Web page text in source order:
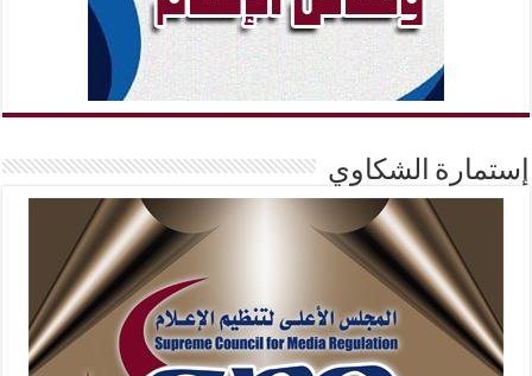
إستمارة الشكاوي